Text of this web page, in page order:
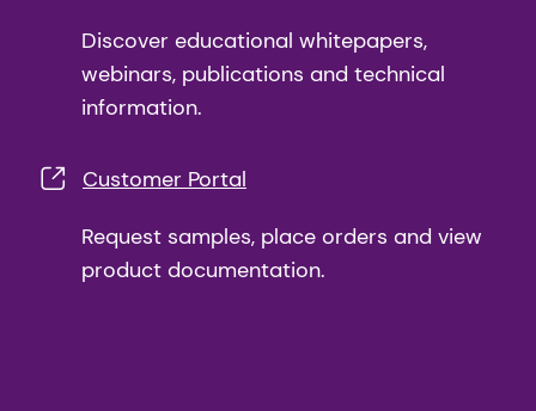
Discover educational whitepapers,
webinars, publications and technical
information.
Customer Portal
Request samples, place orders and view
product documentation.